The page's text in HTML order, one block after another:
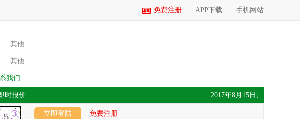
免费注册 APP下载 手机网站
其他
其他
我们
时报价 2017年8月15日国内玉米价格
免费注册